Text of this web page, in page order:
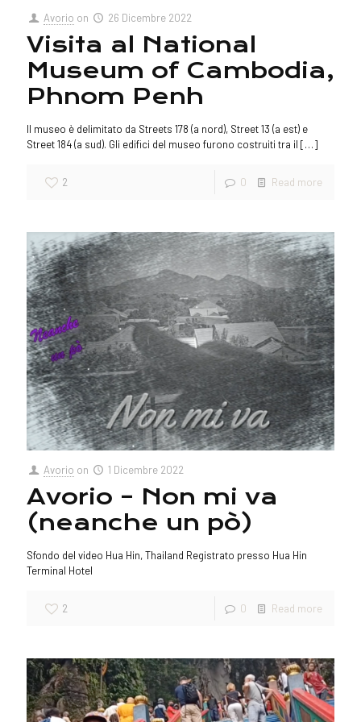
Avorio on 26 Dicembre 2022
Visita al National
Museum of Cambodia,
Phnom Penh
Il museo è delimitato da Streets 178 (a nord), Street 13 (a est) e
Street 184 (a sud). Gli edifici del museo furono costruiti tra il […]
2 0 Read more
Avorio on 1 Dicembre 2022
Avorio – Non mi va
(neanche un pò)
Sfondo del video Hua Hin, Thailand Registrato presso Hua Hin
Terminal Hotel
2 0 Read more